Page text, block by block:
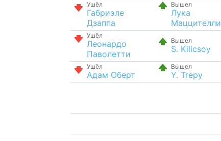
Ушёл
Габриэле
Дзаппа
Вышел
Лука
Маццителли
Ушёл
Леонардо
Паволетти
Вышел
S. Kilicsoy
Ушёл
Адам Оберт
Вышел
Y. Trepy